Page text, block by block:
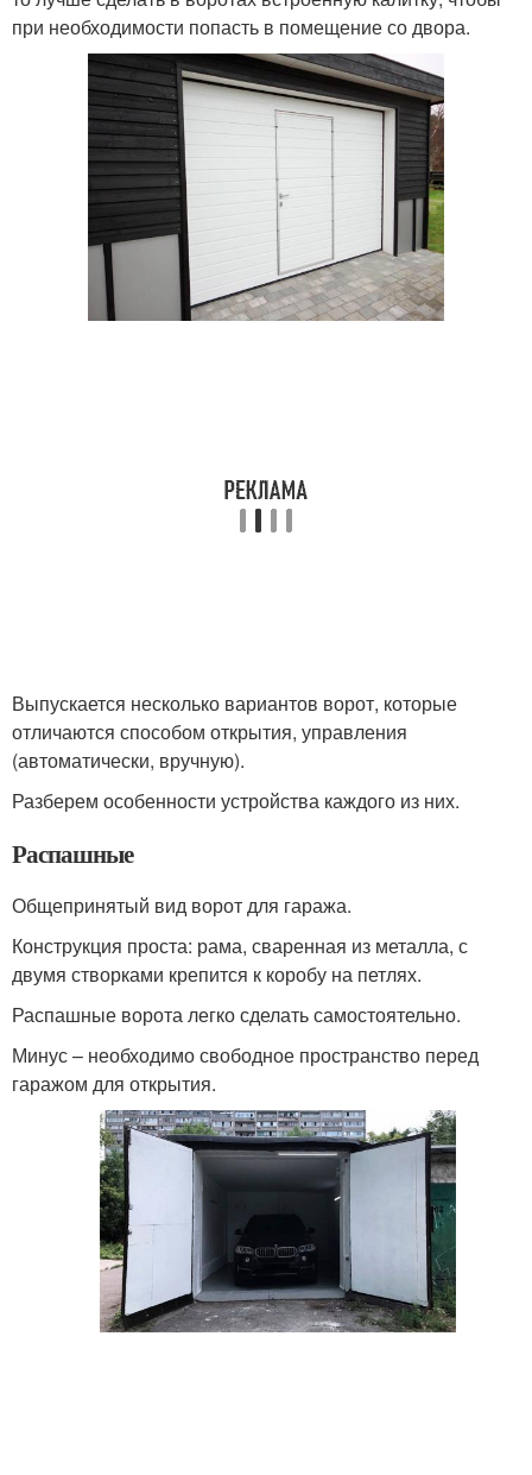
при необходимости попасть в помещение со двора.
Выпускается несколько вариантов ворот, которые
отличаются способом открытия, управления
(автоматически, вручную).
Разберем особенности устройства каждого из них.
Распашные
Общепринятый вид ворот для гаража.
Конструкция проста: рама, сваренная из металла, с
двумя створками крепится к коробу на петлях.
Распашные ворота легко сделать самостоятельно.
Минус – необходимо свободное пространство перед
гаражом для открытия.